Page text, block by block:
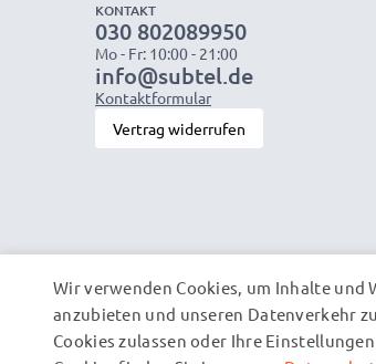
KONTAKT
030 802089950
Mo - Fr: 10:00 - 21:00
info@subtel.de
Kontaktformular
Vertrag widerrufen
Wir verwenden Cookies, um Inhalte
anzubieten und unseren Datenverkehr
Cookies zulassen oder Ihre